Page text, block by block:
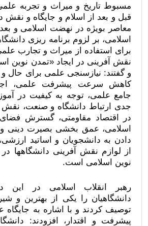
مسبوط تاریخ و میراث و تجربه
قبل و بعد از اسلام و جایگاه و نقش
معاصر بویژه در نهضت اسلامی و بعد
اسلامی، بر لزوم برنامه ریزی
برای استفاده از میراث و تجارب
نقش آفرینی در ایجاد «تمدن نوین
و گفتند: نیازسنجی علمی برای حال و
کاهش سرعت پیشرفت علمی،
جامع علمی، توجه به کیفیت در
جدی ارتباط دانشگاه و صنعت، نقش
در اقتصاد مقاومتی، گسترش
اسلامی، عمق بخشی بصیرت دینی
دادن به دانشجویان و اساتید
از لوازم نقش آفرینی دانشگاهها
نوین اسلامی است.
رهبر انقلاب اسلامی در این
دانشگاهیان را یکی از بهترین و
توصیف کردند و با اشاره به جایگاه
پیشرفت و اقتدار، افزودند: